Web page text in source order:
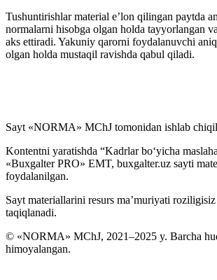
Tushuntirishlar material e’lon qilingan paytda
normalarni hisobga olgan holda tayyorlangan
aks ettiradi. Yakuniy qarorni foydalanuvchi
olgan holda mustaqil ravishda qabul qiladi.
Sayt «NORMA» MChJ tomonidan ishlab
Kontentni yaratishda “Kadrlar boʻyicha
«Buxgalter PRO» EMT, buxgalter.uz sayti
foydalanilgan.
Sayt materiallarini resurs ma’muriyati
taqiqlanadi.
© «NORMA» MChJ, 2021–2025 y. Barcha
himoyalangan.